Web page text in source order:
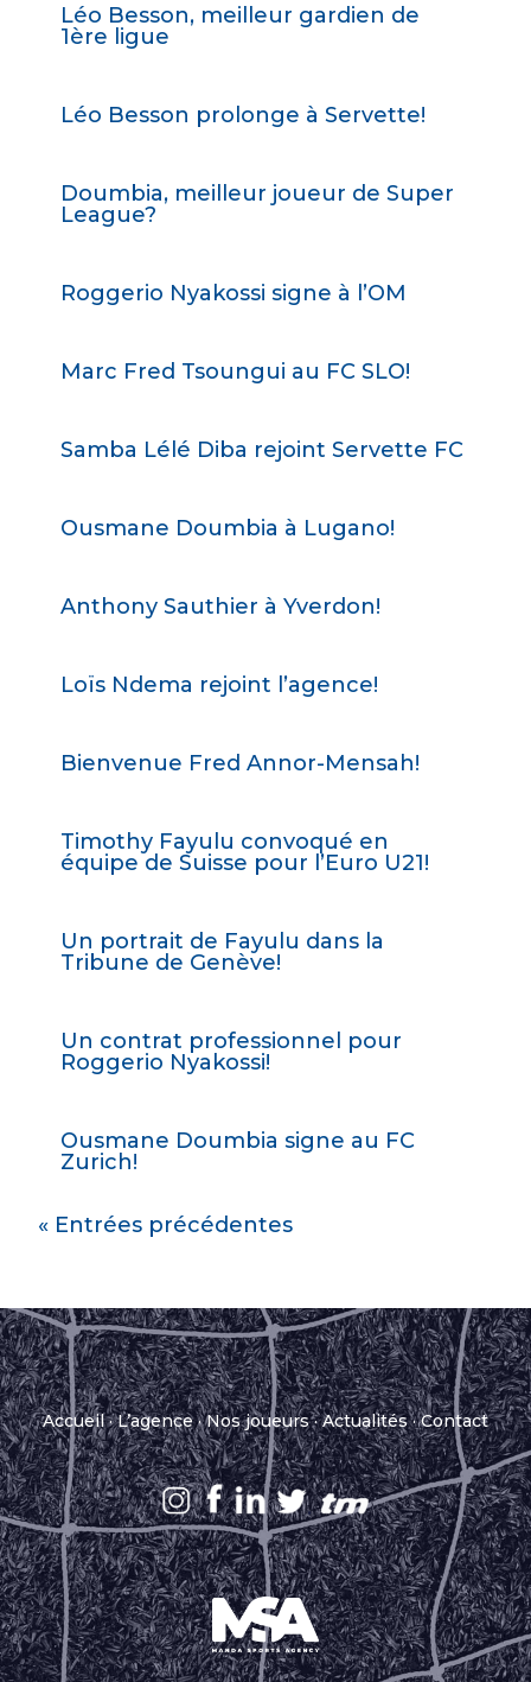
Léo Besson, meilleur gardien de
1ère ligue
Léo Besson prolonge à Servette!
Doumbia, meilleur joueur de Super
League?
Roggerio Nyakossi signe à l’OM
Marc Fred Tsoungui au FC SLO!
Samba Lélé Diba rejoint Servette FC
Ousmane Doumbia à Lugano!
Anthony Sauthier à Yverdon!
Loïs Ndema rejoint l’agence!
Bienvenue Fred Annor-Mensah!
Timothy Fayulu convoqué en
équipe de Suisse pour l’Euro U21!
Un portrait de Fayulu dans la
Tribune de Genève!
Un contrat professionnel pour
Roggerio Nyakossi!
Ousmane Doumbia signe au FC
Zurich!
« Entrées précédentes
Accueil·L’agence·Nos joueurs·Actualités·Contact
.